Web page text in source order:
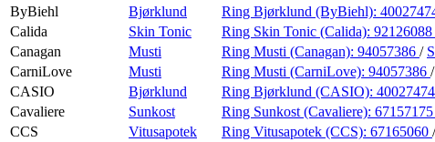
ByBiehl
Bjørklund Ring Bjørklund (ByBiehl):
Calida
Skin Tonic Ring Skin Tonic (Calida): 92126088
Canagan
Musti Ring Musti (Canagan): 94057386 /
CarniLove
Musti Ring Musti (CarniLove): 94057386 /
CASIO
Bjørklund Ring Bjørklund (CASIO): 40027474
Cavaliere
Sunkost Ring Sunkost (Cavaliere): 67157175
CCS
Vitusapotek Ring Vitusapotek (CCS): 67165060